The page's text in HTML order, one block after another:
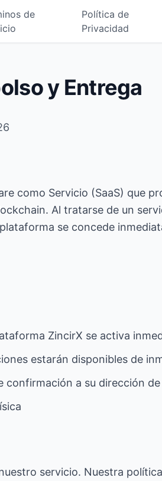
de
Política de
Privacidad
y Entrega
como Servicio (SaaS) que
Al tratarse de un
se concede
ZincirX se activa
estarán disponibles de
confirmación a su dirección
servicio. Nuestra